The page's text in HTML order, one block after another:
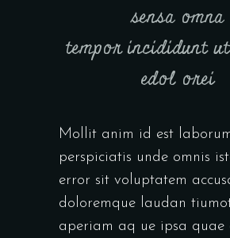
sensa omna
tempor incididunt
edol orei
Mollit anim id est
perspiciatis unde omnis
error sit voluptatem
doloremque laudan
aperiam aq ue ipsa quae